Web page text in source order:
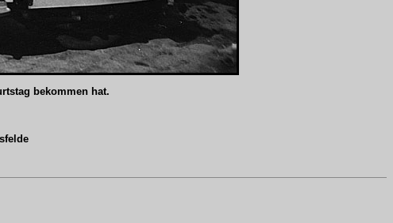
bekommen hat.